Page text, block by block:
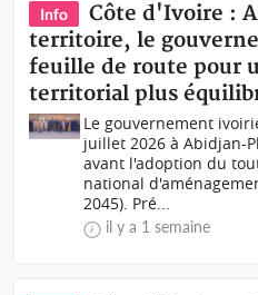
Info
Côte d'Ivoire :
territoire, le
feuille de route pour
territorial plus
Le gouvernement
juillet 2026 à Abidjan-
avant l'adoption du
national
2045). Pré...
il y a 1 semaine